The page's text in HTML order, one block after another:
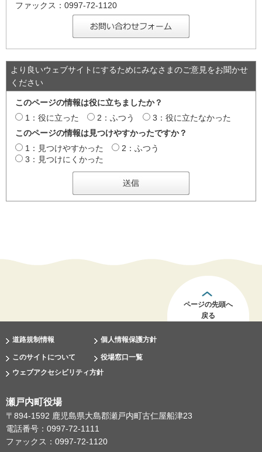
ファックス：0997-72-1120
より良いウェブサイトにするためにみなさまのご意見をお聞かせ
ください
このページの情報は役に立ちましたか？
1：役に立った
2：ふつう
3：役に立たなかった
このページの情報は見つけやすかったですか？
1：見つけやすかった
2：ふつう
3：見つけにくかった
ページの先頭へ
戻る
道路規制情報 個人情報保護方針
このサイトについて
役場窓口一覧
ウェブアクセシビリティ方針
瀬戸内町役場
〒894-1592 鹿児島県大島郡瀬戸内町古仁屋船津23
電話番号：0997-72-1111
ファックス：0997-72-1120